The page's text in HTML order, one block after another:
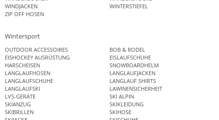
WINDJACKEN
WINTERSTIEFEL
ZIP OFF HOSEN
Wintersport
OUTDOOR ACCESSOIRES
BOB & RODEL
EISHOCKEY AUSRÜSTUNG
EISLAUFSCHUHE
HARSCHEISEN
SNOWBOARDHELM
LANGLAUFHOSEN
LANGLAUFJACKEN
LANGLAUFSCHUHE
LANGLAUF SHIRTS
LANGLAUFSKI
LAWINENSICHERHEIT
LVS-GERÄTE
SKI ALPIN
SKIANZUG
SKIKLEIDUNG
SKIBRILLEN
SKIHOSE